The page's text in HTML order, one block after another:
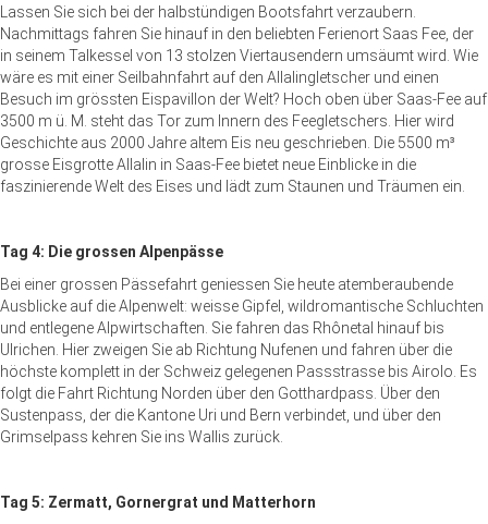
Lassen Sie sich bei der halbstündigen Bootsfahrt verzaubern.
Nachmittags fahren Sie hinauf in den beliebten Ferienort Saas Fee, der
in seinem Talkessel von 13 stolzen Viertausendern umsäumt wird. Wie
wäre es mit einer Seilbahnfahrt auf den Allalingletscher und einen
Besuch im grössten Eispavillon der Welt? Hoch oben über Saas-Fee auf
3500 m ü. M. steht das Tor zum Innern des Feegletschers. Hier wird
Geschichte aus 2000 Jahre altem Eis neu geschrieben. Die 5500 m³
grosse Eisgrotte Allalin in Saas-Fee bietet neue Einblicke in die
faszinierende Welt des Eises und lädt zum Staunen und Träumen ein.
Tag 4: Die grossen Alpenpässe
Bei einer grossen Pässefahrt geniessen Sie heute atemberaubende
Ausblicke auf die Alpenwelt: weisse Gipfel, wildromantische Schluchten
und entlegene Alpwirtschaften. Sie fahren das Rhônetal hinauf bis
Ulrichen. Hier zweigen Sie ab Richtung Nufenen und fahren über die
höchste komplett in der Schweiz gelegenen Passstrasse bis Airolo. Es
folgt die Fahrt Richtung Norden über den Gotthardpass. Über den
Sustenpass, der die Kantone Uri und Bern verbindet, und über den
Grimselpass kehren Sie ins Wallis zurück.
Tag 5: Zermatt, Gornergrat und Matterhorn